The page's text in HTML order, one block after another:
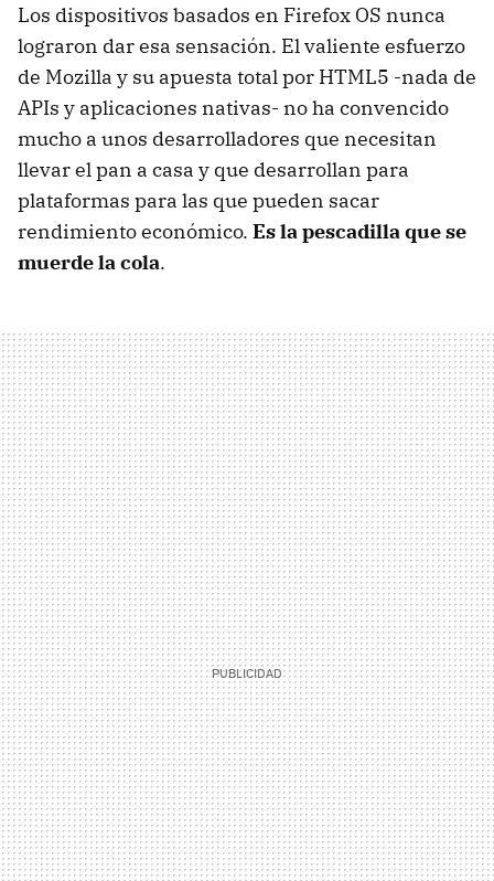
Los dispositivos basados en Firefox OS nunca
lograron dar esa sensación. El valiente esfuerzo
de Mozilla y su apuesta total por HTML5 -nada de
APIs y aplicaciones nativas- no ha convencido
mucho a unos desarrolladores que necesitan
llevar el pan a casa y que desarrollan para
plataformas para las que pueden sacar
rendimiento económico. Es la pescadilla que se
muerde la cola.